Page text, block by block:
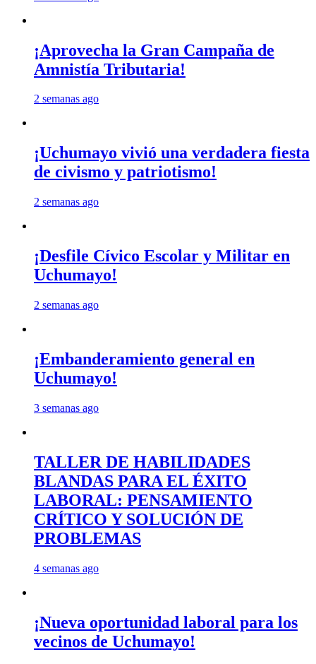
¡Aprovecha la Gran Campaña de
Amnistía Tributaria!
2 semanas ago
¡Uchumayo vivió una verdadera fiesta
de civismo y patriotismo!
2 semanas ago
¡Desfile Cívico Escolar y Militar en
Uchumayo!
2 semanas ago
¡Embanderamiento general en
Uchumayo!
3 semanas ago
TALLER DE HABILIDADES
BLANDAS PARA EL ÉXITO
LABORAL: PENSAMIENTO
CRÍTICO Y SOLUCIÓN DE
PROBLEMAS
4 semanas ago
¡Nueva oportunidad laboral para los
vecinos de Uchumayo!